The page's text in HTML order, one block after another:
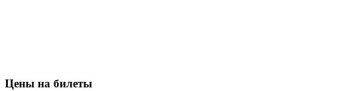
Цены на билеты